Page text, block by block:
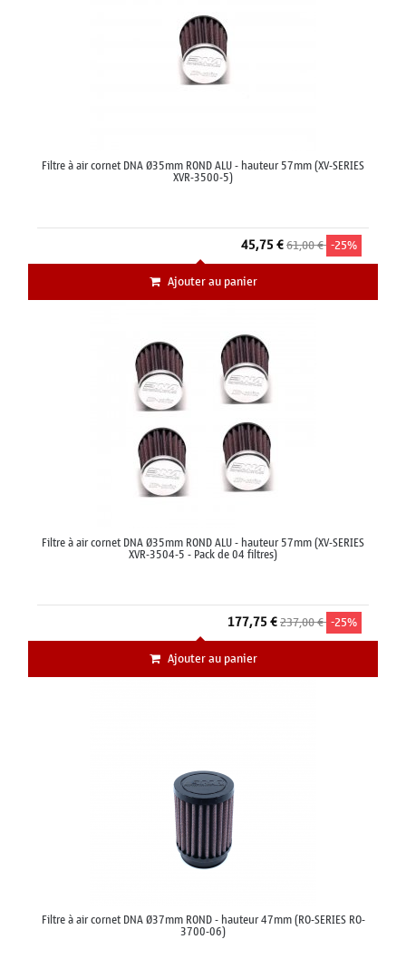
Filtre à air cornet DNA Ø35mm ROND ALU - hauteur 57mm (XV-SERIES
XVR-3500-5)
45,75 €61,00 € -25%
Ajouter au panier
Filtre à air cornet DNA Ø35mm ROND ALU - hauteur 57mm (XV-SERIES
XVR-3504-5 - Pack de 04 filtres)
177,75 €237,00 € -25%
Ajouter au panier
Filtre à air cornet DNA Ø37mm ROND - hauteur 47mm (RO-SERIES RO-
3700-06)